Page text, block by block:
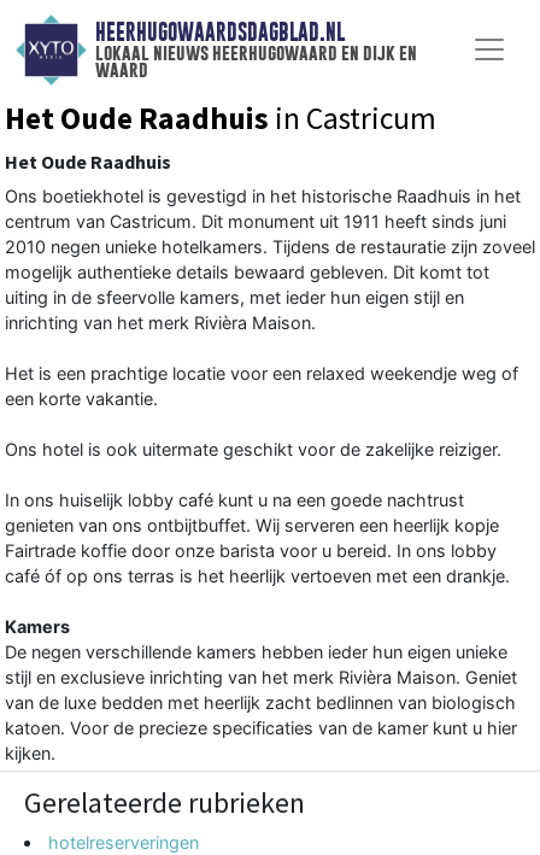
HEERHUGOWAARDSDAGBLAD.NL
lokaal nieuws heerhugowaard en dijk en
waard
Het Oude Raadhuis in Castricum
Het Oude Raadhuis
Ons boetiekhotel is gevestigd in het historische Raadhuis in het
centrum van Castricum. Dit monument uit 1911 heeft sinds juni
2010 negen unieke hotelkamers. Tijdens de restauratie zijn zoveel
mogelijk authentieke details bewaard gebleven. Dit komt tot
uiting in de sfeervolle kamers, met ieder hun eigen stijl en
inrichting van het merk Rivièra Maison.
Het is een prachtige locatie voor een relaxed weekendje weg of
een korte vakantie.
Ons hotel is ook uitermate geschikt voor de zakelijke reiziger.
In ons huiselijk lobby café kunt u na een goede nachtrust
genieten van ons ontbijtbuffet. Wij serveren een heerlijk kopje
Fairtrade koffie door onze barista voor u bereid. In ons lobby
café óf op ons terras is het heerlijk vertoeven met een drankje.
Kamers
De negen verschillende kamers hebben ieder hun eigen unieke
stijl en exclusieve inrichting van het merk Rivièra Maison. Geniet
van de luxe bedden met heerlijk zacht bedlinnen van biologisch
katoen. Voor de precieze specificaties van de kamer kunt u hier
kijken.
Gerelateerde rubrieken
hotelreserveringen